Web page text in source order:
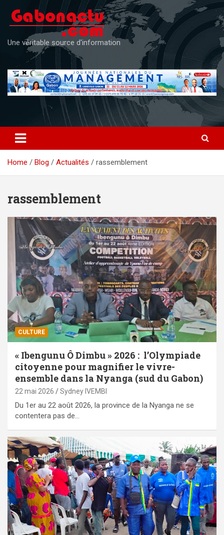
content
Une véritable source d'information
Home Blog Actualités rassemblement
rassemblement
CULTURE
« Ibengunu Ô Dimbu » 2026 : l’Olympiade
citoyenne pour magnifier le vivre-
ensemble dans la Nyanga (sud du Gabon)
22 mai 2026 Sydney IVEMBI
Du 1er au 22 août 2026, la province de la Nyanga ne se
contentera pas de…